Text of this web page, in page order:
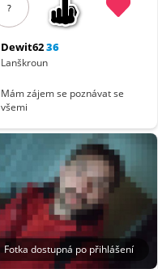
?
Dewit6236
Lanškroun
Mám zájem se poznávat se
všemi
Fotka dostupná po přihlášení